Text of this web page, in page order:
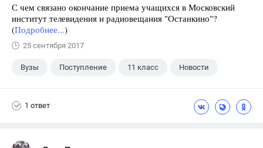
С чем связано окончание приема учащихся в Московский
институт телевидения и радиовещания "Останкино"?
(Подробнее...)
25 сентября 2017
Вузы Поступление 11 класс Новости
1 ответ